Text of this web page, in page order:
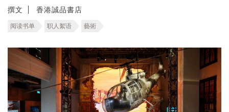
撰文 香港誠品書店
阅读书单 职人絮语 藝術